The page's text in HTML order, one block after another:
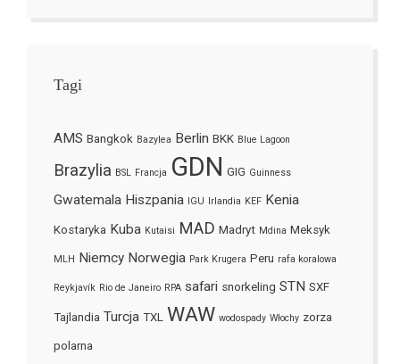
Tagi
AMS Bangkok Bazylea Berlin BKK Blue Lagoon
Brazylia BSL Francja GDN GIG Guinness
Gwatemala Hiszpania IGU Irlandia KEF Kenia
Kostaryka Kuba Kutaisi MAD Madryt Mdina Meksyk
MLH Niemcy Norwegia Park Krugera Peru rafa koralowa
Reykjavík Rio de Janeiro RPA safari snorkeling STN SXF
Tajlandia Turcja TXL WAW wodospady Włochy zorza
polarna